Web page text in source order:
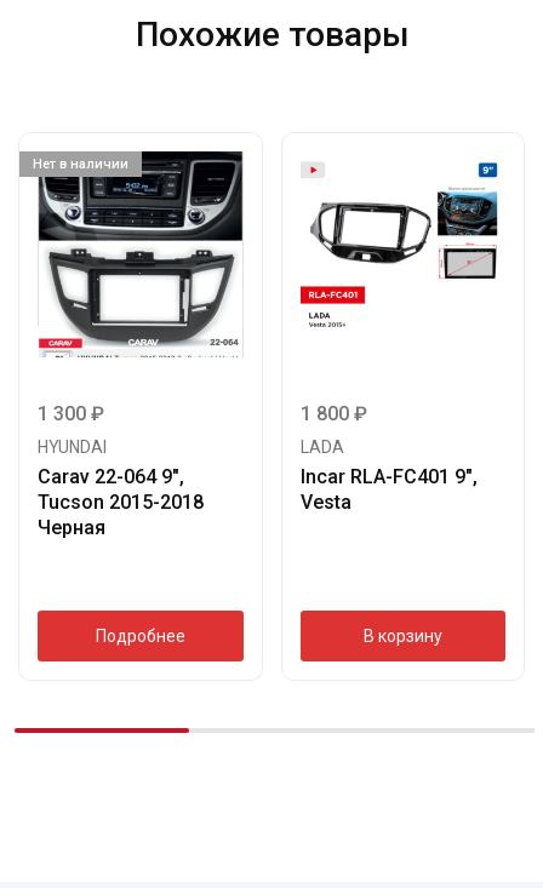
Похожие товары
Нет в наличии
1 300 ₽
HYUNDAI
Carav 22-064 9″,
Tucson 2015-2018
Черная
Подробнее
1 800 ₽
LADA
Incar RLA-FC401 9″,
Vesta
В корзину